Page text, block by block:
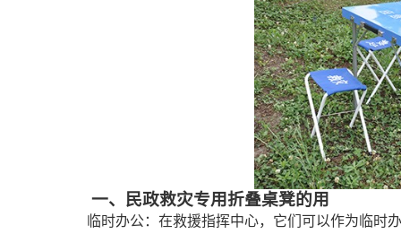
一、民政救灾专用折叠桌凳的用
临时办公：在救援指挥中心，它们可以作为临时